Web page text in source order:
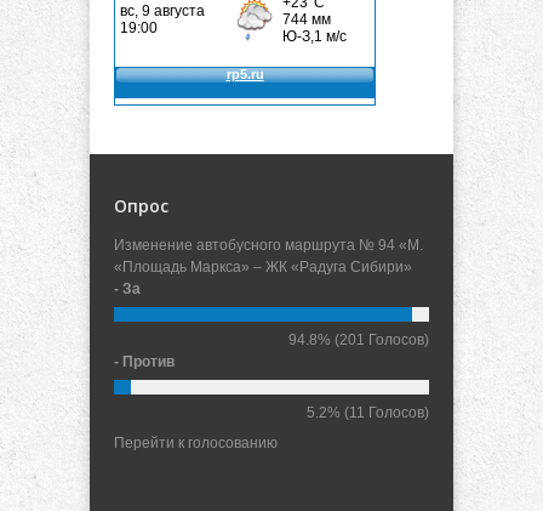
Опрос
Изменение автобусного маршрута № 94 «М.
«Площадь Маркса» – ЖК «Радуга Сибири»
- За
94.8% (201 Голосов)
- Против
5.2% (11 Голосов)
Перейти к голосованию